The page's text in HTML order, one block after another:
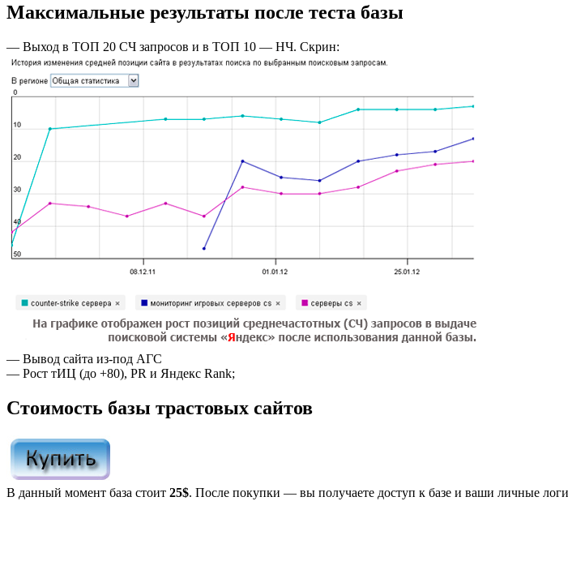
Максимальные результаты после теста базы
— Выход в ТОП 20 СЧ запросов и в ТОП 10 — НЧ. Скрин:
— Вывод сайта из-под АГС
— Рост тИЦ (до +80), PR и Яндекс Rank;
Стоимость базы трастовых сайтов
В данный момент база стоит 25$. После покупки — вы получаете доступ к базе и ваши личные